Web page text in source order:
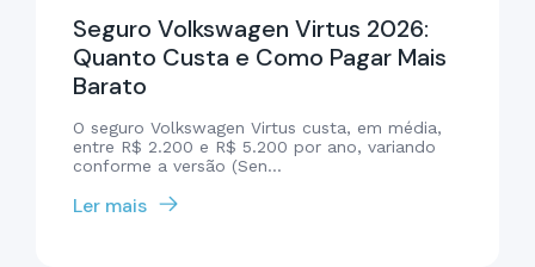
Seguro Volkswagen Virtus 2026:
Quanto Custa e Como Pagar Mais
Barato
O seguro Volkswagen Virtus custa, em média,
entre R$ 2.200 e R$ 5.200 por ano, variando
conforme a versão (Sen...
Ler mais